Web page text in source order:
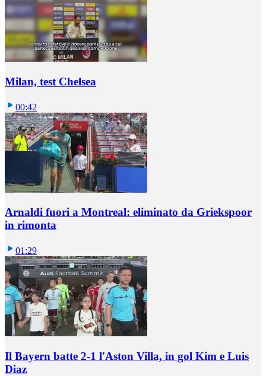
Milan, test Chelsea
00:42
Arnaldi fuori a Montreal: eliminato da Griekspoor
in rimonta
01:29
Il Bayern batte 2-1 l'Aston Villa, in gol Kim e Luis
Diaz